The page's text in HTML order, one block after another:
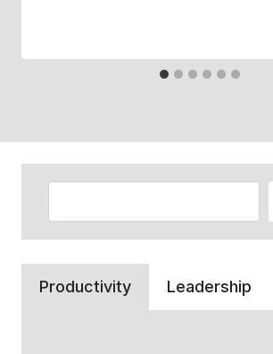
Productivity Leadership